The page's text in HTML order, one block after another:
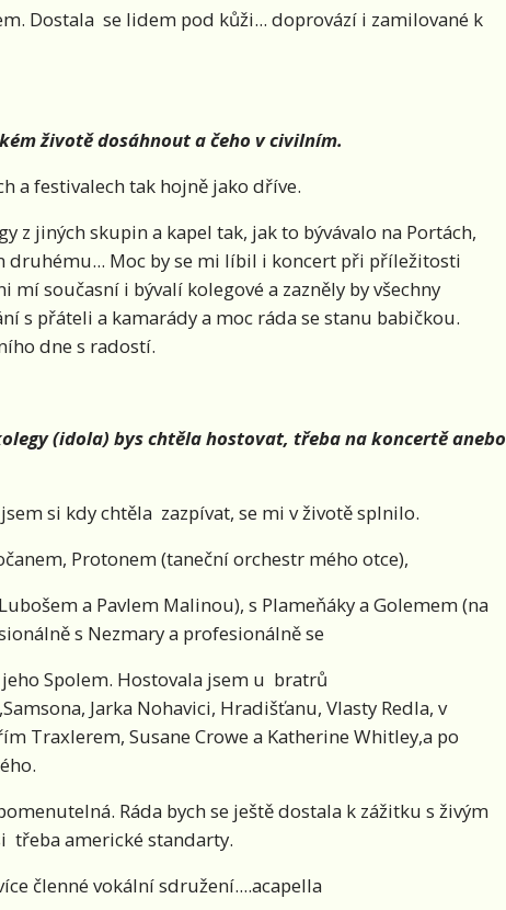
Dostala se lidem pod kůži... doprovází i zamilované k
životě dosáhnout a čeho v civilním.
a festivalech tak hojně jako dříve.
z jiných skupin a kapel tak, jak to bývávalo na Portách,
druhému... Moc by se mi líbil i koncert při příležitosti
mí současní i bývalí kolegové a zazněly by všechny
s přáteli a kamarády a moc ráda se stanu babičkou.
dne s radostí.
(idola) bys chtěla hostovat, třeba na koncertě anebo
si kdy chtěla zazpívat, se mi v životě splnilo.
Protonem (taneční orchestr mého otce),
a Pavlem Malinou), s Plameňáky a Golemem (na
s Nezmary a profesionálně se
Spolem. Hostovala jsem u bratrů
Jarka Nohavici, Hradišťanu, Vlasty Redla, v
Traxlerem, Susane Crowe a Katherine Whitley,a po
Ráda bych se ještě dostala k zážitku s živým
třeba americké standarty.
členné vokální sdružení....acapella